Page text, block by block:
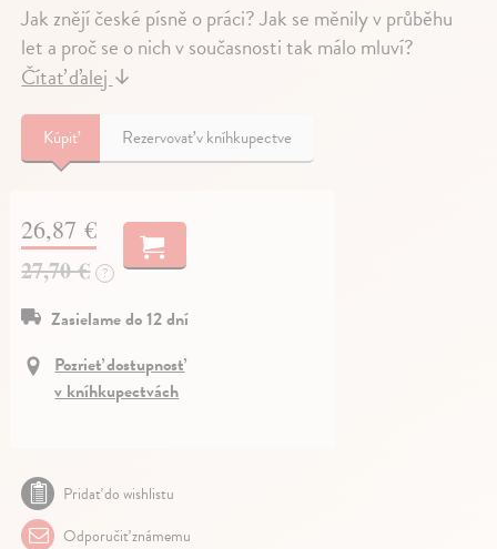
Jak znějí české písně o práci? Jak se měnily v průběhu
let a proč se o nich v současnosti tak málo mluví?
Čítať ďalej ↓
Kúpiť Rezervovať v kníhkupectve
26,87 €
27,70 € ?
Zasielame do 12 dní
Pozrieť dostupnosť
v kníhkupectvách
Pridať do wishlistu
Odporučiť známemu